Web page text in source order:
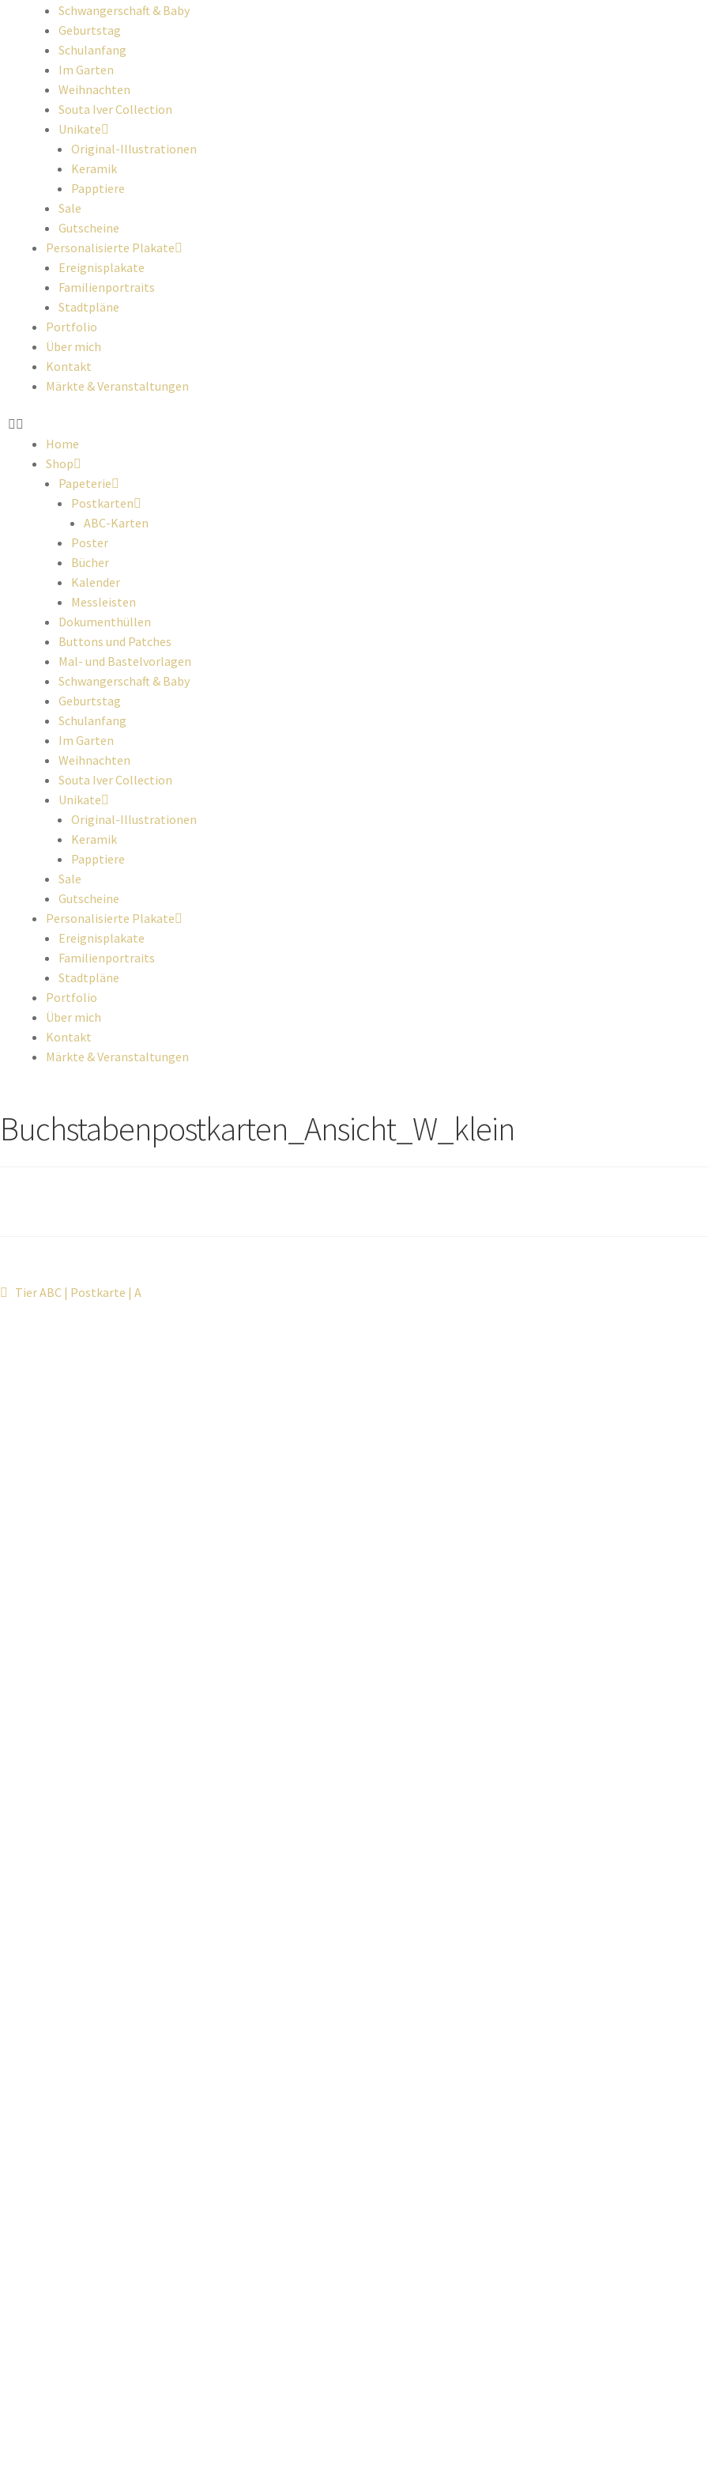
Schwangerschaft & Baby
Geburtstag
Schulanfang
Im Garten
Weihnachten
Souta Iver Collection
Unikate
Original-Illustrationen
Keramik
Papptiere
Sale
Gutscheine
Personalisierte Plakate
Ereignisplakate
Familienportraits
Stadtpläne
Portfolio
Über mich
Kontakt
Märkte & Veranstaltungen
Home
Shop
Papeterie
Postkarten
ABC-Karten
Poster
Bücher
Kalender
Messleisten
Dokumenthüllen
Buttons und Patches
Mal- und Bastelvorlagen
Schwangerschaft & Baby
Geburtstag
Schulanfang
Im Garten
Weihnachten
Souta Iver Collection
Unikate
Original-Illustrationen
Keramik
Papptiere
Sale
Gutscheine
Personalisierte Plakate
Ereignisplakate
Familienportraits
Stadtpläne
Portfolio
Über mich
Kontakt
Märkte & Veranstaltungen
Buchstabenpostkarten_Ansicht_W_klein
Tier ABC | Postkarte | A